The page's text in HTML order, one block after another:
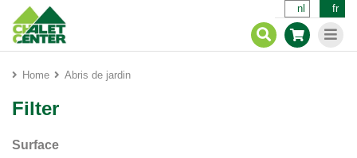
nl fr
Home Abris de jardin
Filter
Surface